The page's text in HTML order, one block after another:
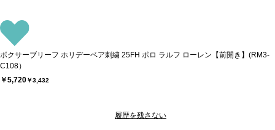
ボクサーブリーフ ホリデーベア刺繍 25FH ポロ ラルフ ローレン【前開き】(RM3-
C108）
￥5,720￥3,432
履歴を残さない